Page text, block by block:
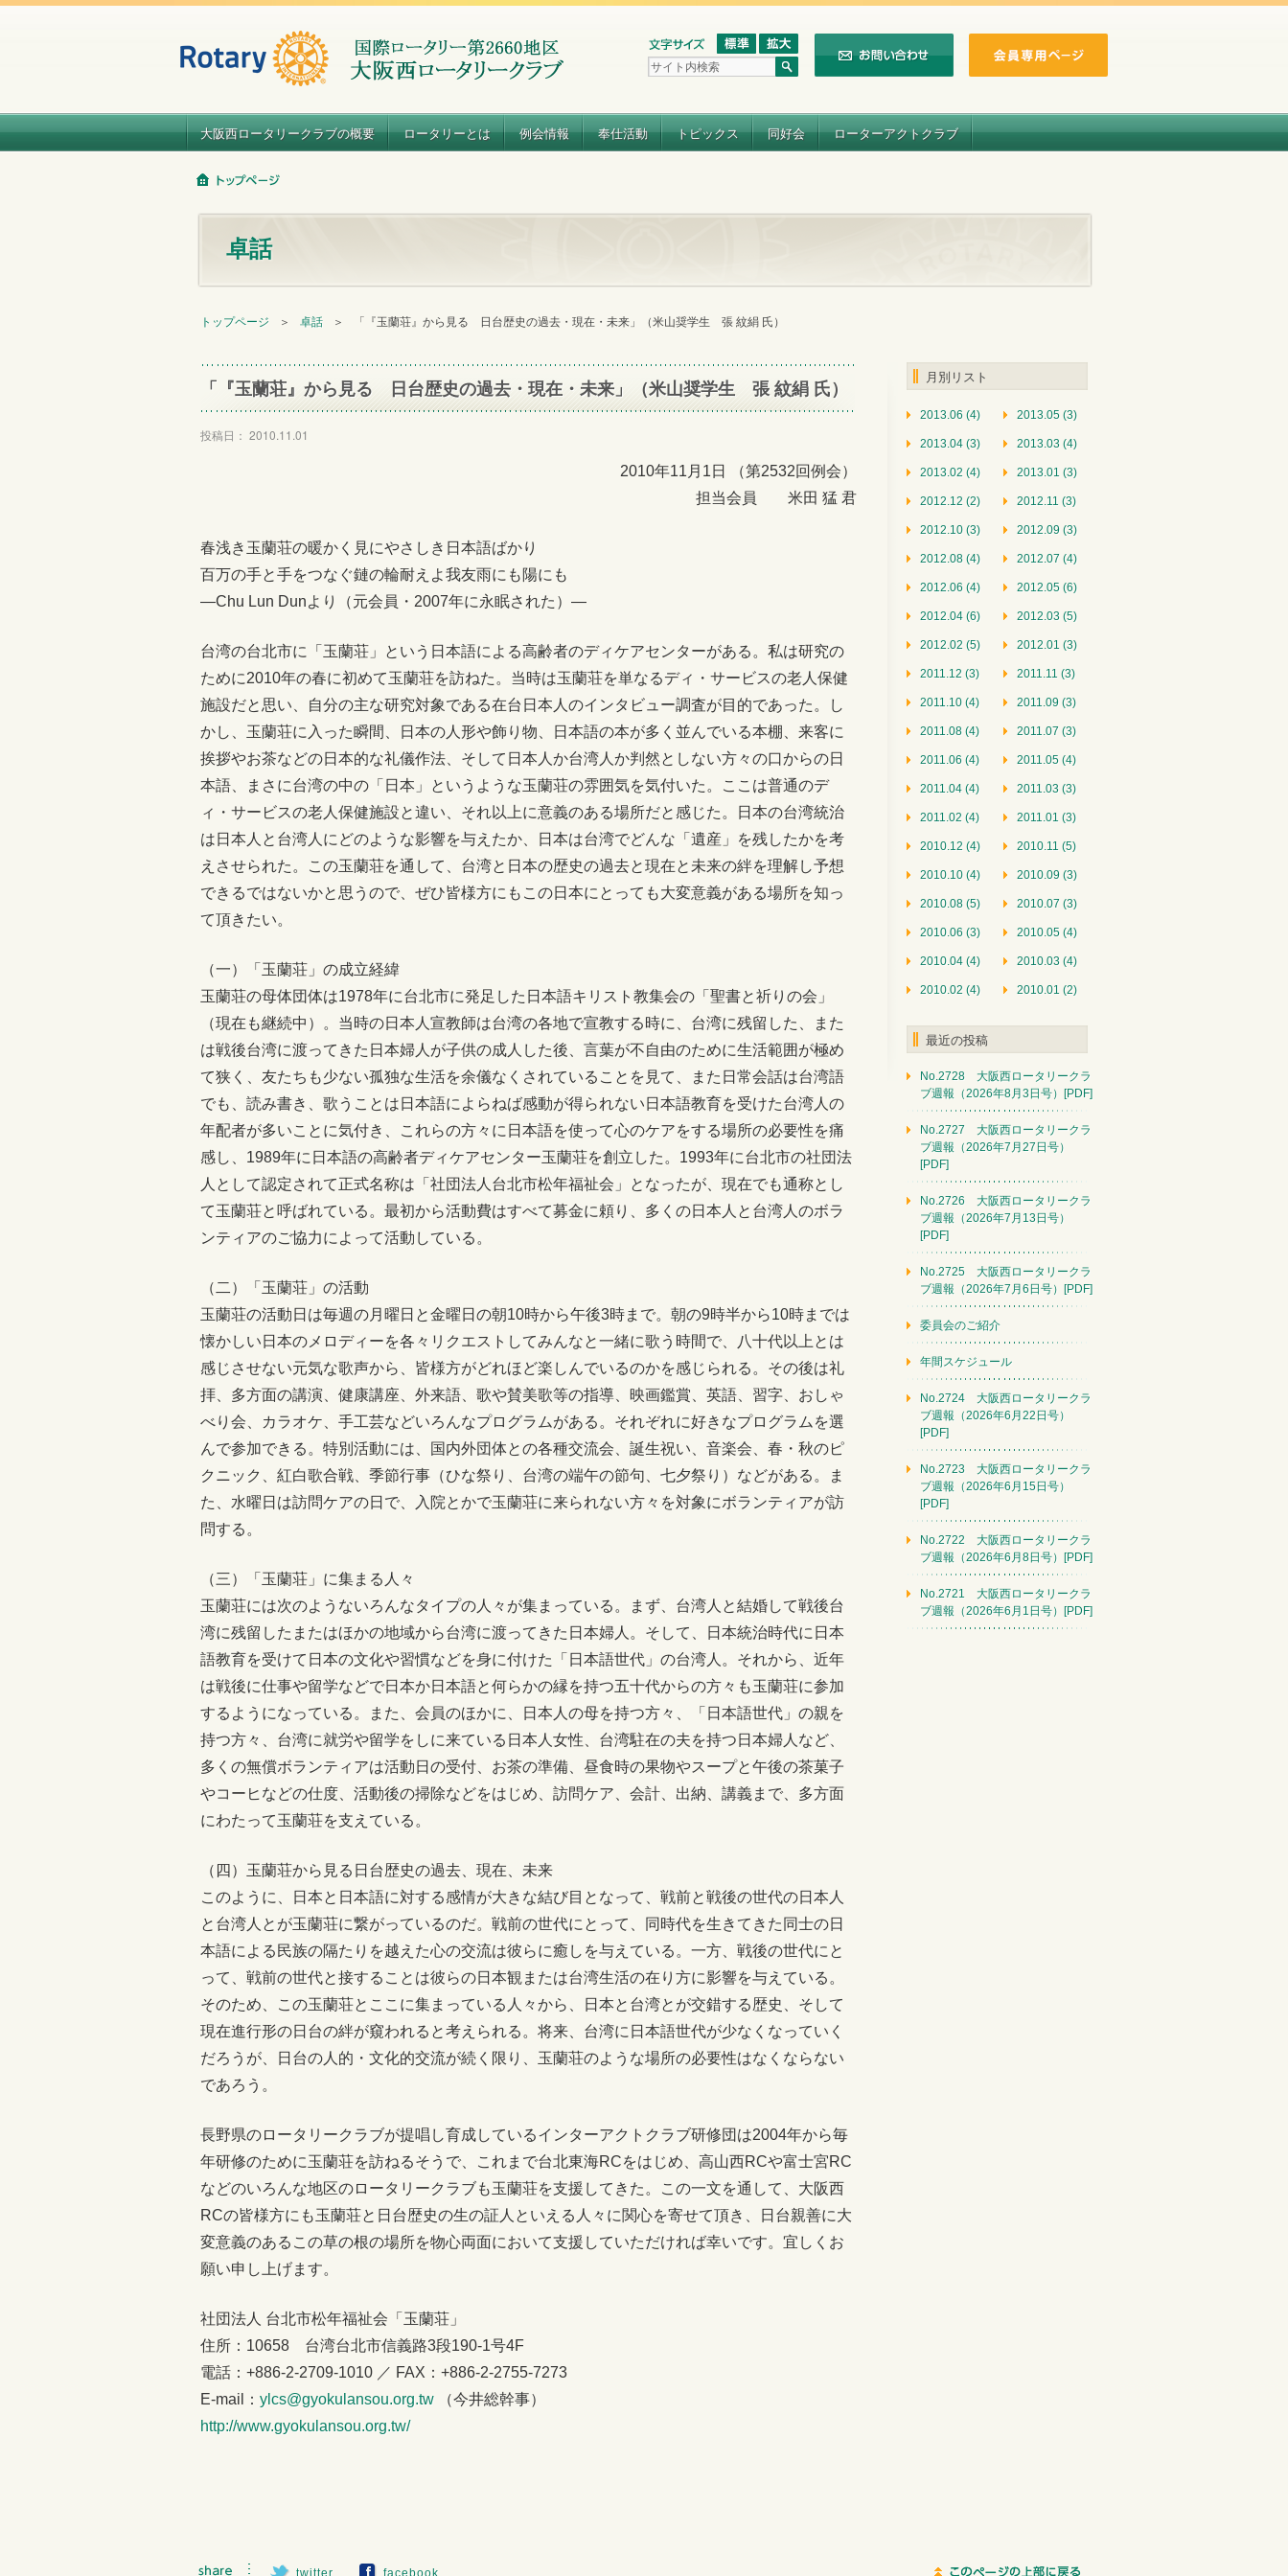
大阪西ロータリークラブの概要 ロータリーとは 例会情報 奉仕活動 トピックス 同好会 ローターアクトクラブ
卓話
トップページ ＞ 卓話 ＞ 「『玉蘭荘』から見る 日台歴史の過去・現在・未来」（米山奨学生 張 紋絹 氏）
「『玉蘭荘』から見る 日台歴史の過去・現在・未来」（米山奨学生 張 紋絹 氏）
投稿日： 2010.11.01
2010年11月1日 （第2532回例会）
担当会員 米田 猛 君
春浅き玉蘭荘の暖かく見にやさしき日本語ばかり
百万の手と手をつなぐ鏈の輪耐えよ我友雨にも陽にも
―Chu Lun Dunより（元会員・2007年に永眠された）―
台湾の台北市に「玉蘭荘」という日本語による高齢者のディケアセンターがある。私は研究の
ために2010年の春に初めて玉蘭荘を訪ねた。当時は玉蘭荘を単なるディ・サービスの老人保健
施設だと思い、自分の主な研究対象である在台日本人のインタビュー調査が目的であった。し
かし、玉蘭荘に入った瞬間、日本の人形や飾り物、日本語の本が多く並んでいる本棚、来客に
挨拶やお茶などの日本的な礼儀作法、そして日本人か台湾人か判然としない方々の口からの日
本語、まさに台湾の中の「日本」というような玉蘭荘の雰囲気を気付いた。ここは普通のデ
ィ・サービスの老人保健施設と違い、それ以上に意義のある場所だと感じた。日本の台湾統治
は日本人と台湾人にどのような影響を与えたか、日本は台湾でどんな「遺産」を残したかを考
えさせられた。この玉蘭荘を通して、台湾と日本の歴史の過去と現在と未来の絆を理解し予想
できるではないかと思うので、ぜひ皆様方にもこの日本にとっても大変意義がある場所を知っ
て頂きたい。
（一）「玉蘭荘」の成立経緯
玉蘭荘の母体団体は1978年に台北市に発足した日本語キリスト教集会の「聖書と祈りの会」
（現在も継続中）。当時の日本人宣教師は台湾の各地で宣教する時に、台湾に残留した、また
は戦後台湾に渡ってきた日本婦人が子供の成人した後、言葉が不自由のために生活範囲が極め
て狭く、友たちも少ない孤独な生活を余儀なくされていることを見て、また日常会話は台湾語
でも、読み書き、歌うことは日本語によらねば感動が得られない日本語教育を受けた台湾人の
年配者が多いことに気付き、これらの方々に日本語を使って心のケアをする場所の必要性を痛
感し、1989年に日本語の高齢者ディケアセンター玉蘭荘を創立した。1993年に台北市の社団法
人として認定されて正式名称は「社団法人台北市松年福祉会」となったが、現在でも通称とし
て玉蘭荘と呼ばれている。最初から活動費はすべて募金に頼り、多くの日本人と台湾人のボラ
ンティアのご協力によって活動している。
（二）「玉蘭荘」の活動
玉蘭荘の活動日は毎週の月曜日と金曜日の朝10時から午後3時まで。朝の9時半から10時までは
懐かしい日本のメロディーを各々リクエストしてみんなと一緒に歌う時間で、八十代以上とは
感じさせない元気な歌声から、皆様方がどれほど楽しんでいるのかを感じられる。その後は礼
拝、多方面の講演、健康講座、外来語、歌や賛美歌等の指導、映画鑑賞、英語、習字、おしゃ
べり会、カラオケ、手工芸などいろんなプログラムがある。それぞれに好きなプログラムを選
んで参加できる。特別活動には、国内外団体との各種交流会、誕生祝い、音楽会、春・秋のピ
クニック、紅白歌合戦、季節行事（ひな祭り、台湾の端午の節句、七夕祭り）などがある。ま
た、水曜日は訪問ケアの日で、入院とかで玉蘭荘に来られない方々を対象にボランティアが訪
問する。
（三）「玉蘭荘」に集まる人々
玉蘭荘には次のようないろんなタイプの人々が集まっている。まず、台湾人と結婚して戦後台
湾に残留したまたはほかの地域から台湾に渡ってきた日本婦人。そして、日本統治時代に日本
語教育を受けて日本の文化や習慣などを身に付けた「日本語世代」の台湾人。それから、近年
は戦後に仕事や留学などで日本か日本語と何らかの縁を持つ五十代からの方々も玉蘭荘に参加
するようになっている。また、会員のほかに、日本人の母を持つ方々、「日本語世代」の親を
持つ方々、台湾に就労や留学をしに来ている日本人女性、台湾駐在の夫を持つ日本婦人など、
多くの無償ボランティアは活動日の受付、お茶の準備、昼食時の果物やスープと午後の茶菓子
やコーヒなどの仕度、活動後の掃除などをはじめ、訪問ケア、会計、出納、講義まで、多方面
にわたって玉蘭荘を支えている。
（四）玉蘭荘から見る日台歴史の過去、現在、未来
このように、日本と日本語に対する感情が大きな結び目となって、戦前と戦後の世代の日本人
と台湾人とが玉蘭荘に繋がっているのだ。戦前の世代にとって、同時代を生きてきた同士の日
本語による民族の隔たりを越えた心の交流は彼らに癒しを与えている。一方、戦後の世代にと
って、戦前の世代と接することは彼らの日本観または台湾生活の在り方に影響を与えている。
そのため、この玉蘭荘とここに集まっている人々から、日本と台湾とが交錯する歴史、そして
現在進行形の日台の絆が窺われると考えられる。将来、台湾に日本語世代が少なくなっていく
だろうが、日台の人的・文化的交流が続く限り、玉蘭荘のような場所の必要性はなくならない
であろう。
長野県のロータリークラブが提唱し育成しているインターアクトクラブ研修団は2004年から毎
年研修のために玉蘭荘を訪ねるそうで、これまで台北東海RCをはじめ、高山西RCや富士宮RC
などのいろんな地区のロータリークラブも玉蘭荘を支援してきた。この一文を通して、大阪西
RCの皆様方にも玉蘭荘と日台歴史の生の証人といえる人々に関心を寄せて頂き、日台親善に大
変意義のあるこの草の根の場所を物心両面において支援していただければ幸いです。宜しくお
願い申し上げます。
社団法人 台北市松年福祉会「玉蘭荘」
住所：10658 台湾台北市信義路3段190-1号4F
電話：+886-2-2709-1010 ／ FAX：+886-2-2755-7273
E-mail： ylcs@gyokulansou.org.tw （今井総幹事）
http://www.gyokulansou.org.tw/
月別リスト
2013.06 (4) 2013.05 (3)
2013.04 (3) 2013.03 (4)
2013.02 (4) 2013.01 (3)
2012.12 (2) 2012.11 (3)
2012.10 (3) 2012.09 (3)
2012.08 (4) 2012.07 (4)
2012.06 (4) 2012.05 (6)
2012.04 (6) 2012.03 (5)
2012.02 (5) 2012.01 (3)
2011.12 (3) 2011.11 (3)
2011.10 (4) 2011.09 (3)
2011.08 (4) 2011.07 (3)
2011.06 (4) 2011.05 (4)
2011.04 (4) 2011.03 (3)
2011.02 (4) 2011.01 (3)
2010.12 (4) 2010.11 (5)
2010.10 (4) 2010.09 (3)
2010.08 (5) 2010.07 (3)
2010.06 (3) 2010.05 (4)
2010.04 (4) 2010.03 (4)
2010.02 (4) 2010.01 (2)
最近の投稿
No.2728 大阪西ロータリークラ
ブ週報（2026年8月3日号）[PDF]
No.2727 大阪西ロータリークラ
ブ週報（2026年7月27日号）
[PDF]
No.2726 大阪西ロータリークラ
ブ週報（2026年7月13日号）
[PDF]
No.2725 大阪西ロータリークラ
ブ週報（2026年7月6日号）[PDF]
委員会のご紹介
年間スケジュール
No.2724 大阪西ロータリークラ
ブ週報（2026年6月22日号）
[PDF]
No.2723 大阪西ロータリークラ
ブ週報（2026年6月15日号）
[PDF]
No.2722 大阪西ロータリークラ
ブ週報（2026年6月8日号）[PDF]
No.2721 大阪西ロータリークラ
ブ週報（2026年6月1日号）[PDF]
twitter facebook